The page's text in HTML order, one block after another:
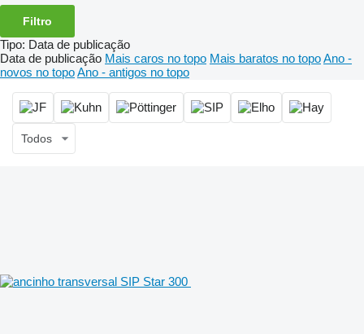
Filtro
Tipo: Data de publicação
Data de publicação Mais caros no topo Mais baratos no topoAno -
novos no topoAno - antigos no topo
Todos